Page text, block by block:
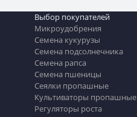
Выбор покупателей
Микроудобрения
Семена кукурузы
Семена подсолнечника
Семена рапса
Семена пшеницы
Сеялки пропашные
Культиваторы пропашные
Регуляторы роста